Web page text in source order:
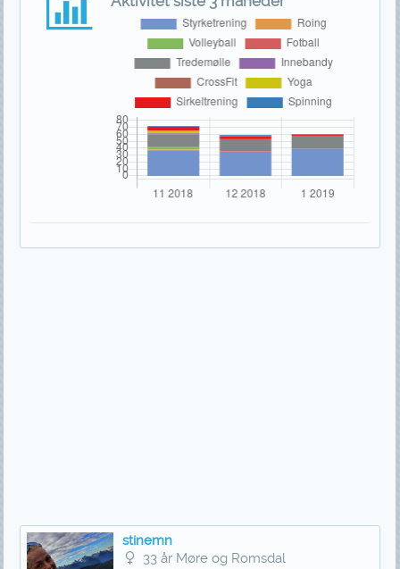
stinemn
33 år Møre og Romsdal